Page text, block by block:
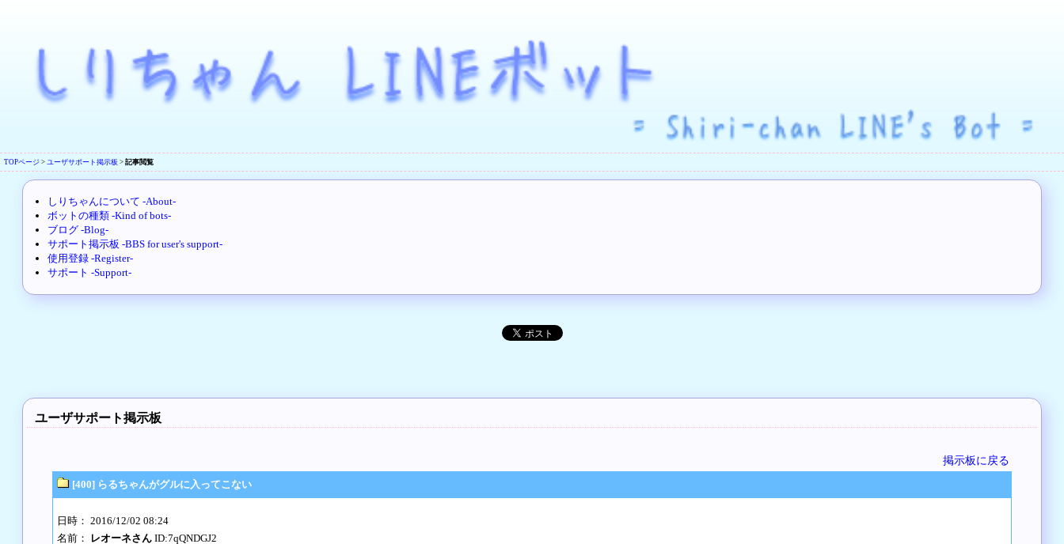
TOPページ > ユーザサポート掲示板 > 記事閲覧
しりちゃんについて -About-
ボットの種類 -Kind of bots-
ブログ -Blog-
サポート掲示板 -BBS for user's support-
使用登録 -Register-
サポート -Support-
ユーザサポート掲示板
掲示板に戻る
[400] らるちゃんがグルに入ってこない
日時： 2016/12/02 08:24
名前：
レオーネさんID:7qQNDGJ2